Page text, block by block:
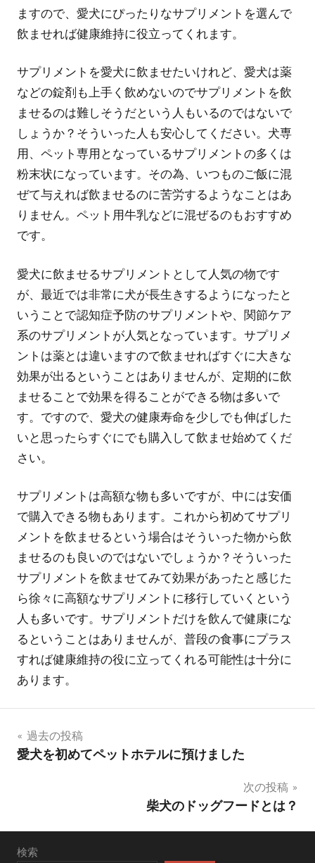
ますので、愛犬にぴったりなサプリメントを選んで
飲ませれば健康維持に役立ってくれます。
サプリメントを愛犬に飲ませたいけれど、愛犬は薬
などの錠剤も上手く飲めないのでサプリメントを飲
ませるのは難しそうだという人もいるのではないで
しょうか？そういった人も安心してください。犬専
用、ペット専用となっているサプリメントの多くは
粉末状になっています。その為、いつものご飯に混
ぜて与えれば飲ませるのに苦労するようなことはあ
りません。ペット用牛乳などに混ぜるのもおすすめ
です。
愛犬に飲ませるサプリメントとして人気の物です
が、最近では非常に犬が長生きするようになったと
いうことで認知症予防のサプリメントや、関節ケア
系のサプリメントが人気となっています。サプリメ
ントは薬とは違いますので飲ませればすぐに大きな
効果が出るということはありませんが、定期的に飲
ませることで効果を得ることができる物は多いで
す。ですので、愛犬の健康寿命を少しでも伸ばした
いと思ったらすぐにでも購入して飲ませ始めてくだ
さい。
サプリメントは高額な物も多いですが、中には安価
で購入できる物もあります。これから初めてサプリ
メントを飲ませるという場合はそういった物から飲
ませるのも良いのではないでしょうか？そういった
サプリメントを飲ませてみて効果があったと感じた
ら徐々に高額なサプリメントに移行していくという
人も多いです。サプリメントだけを飲んで健康にな
るということはありませんが、普段の食事にプラス
すれば健康維持の役に立ってくれる可能性は十分に
あります。
投
稿
ゲ
過去の投稿
愛犬を初めてペットホテルに預けました
次の投稿
柴犬のドッグフードとは？
検索